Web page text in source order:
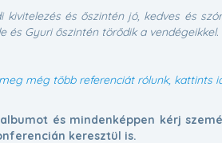
kivitelezés és őszintén jó, kedves és
Gyuri őszintén törődik a
még több referenciát rólunk, kattints
és mindenképpen kérj
keresztül is.